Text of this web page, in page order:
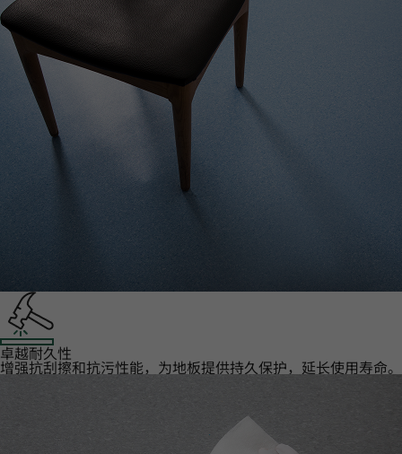
卓越耐久性‌
增强抗刮擦和抗污性能，为地板提供持久保护，延长使用寿命。